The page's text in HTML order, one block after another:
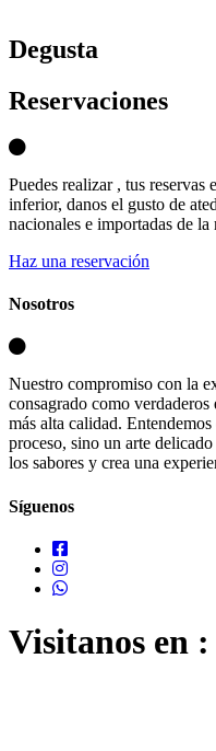
Degusta
Reservaciones
Puedes realizar , tus
inferior, danos el gusto de
nacionales e importadas de la
Haz una reservación
Nosotros
Nuestro compromiso con la
consagrado como verdaderos
más alta calidad.
proceso, sino un arte
los sabores y crea una
Síguenos
Visitanos en :